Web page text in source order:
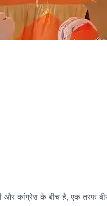
और कांग्रेस के बीच है, एक तरफ